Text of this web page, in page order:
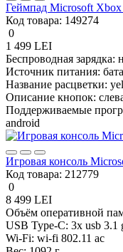
Геймпад Microsoft
Код товара: 149274
0
1 499 LEI
Беспроводная зарядка:
Источник питания:
Название расцветки:
Описание кнопок:
Поддерживаемые
android
Игровая консоль
Код товара: 212779
0
8 499 LEI
Объём оперативной
USB Type-C: 3x usb 3.1
Wi-Fi: wi-fi 802.11 ac